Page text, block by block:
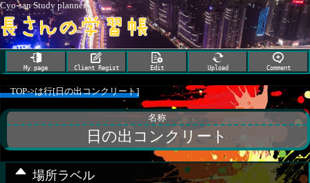
Cyo-san Study planner
My page Client Regist Edit Upload Comment
TOP->は行[日の出コンクリート]
名称
日の出コンクリート
場所ラベル